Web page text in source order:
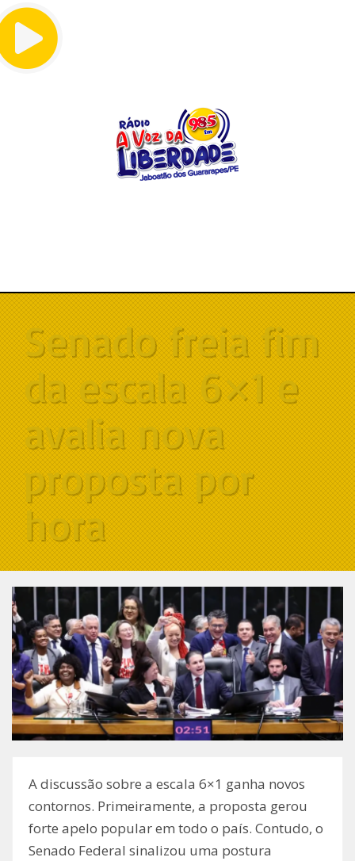
Senado freia fim
da escala 6×1 e
avalia nova
proposta por
hora
A discussão sobre a escala 6×1 ganha novos
contornos. Primeiramente, a proposta gerou
forte apelo popular em todo o país. Contudo, o
Senado Federal sinalizou uma postura